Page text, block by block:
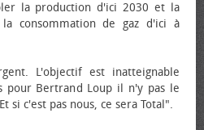
la production d'ici 2030 et la
consommation de gaz d'ici à
L'objectif est inatteignable
pour Bertrand Loup il n'y pas le
si c'est pas nous, ce sera Total".